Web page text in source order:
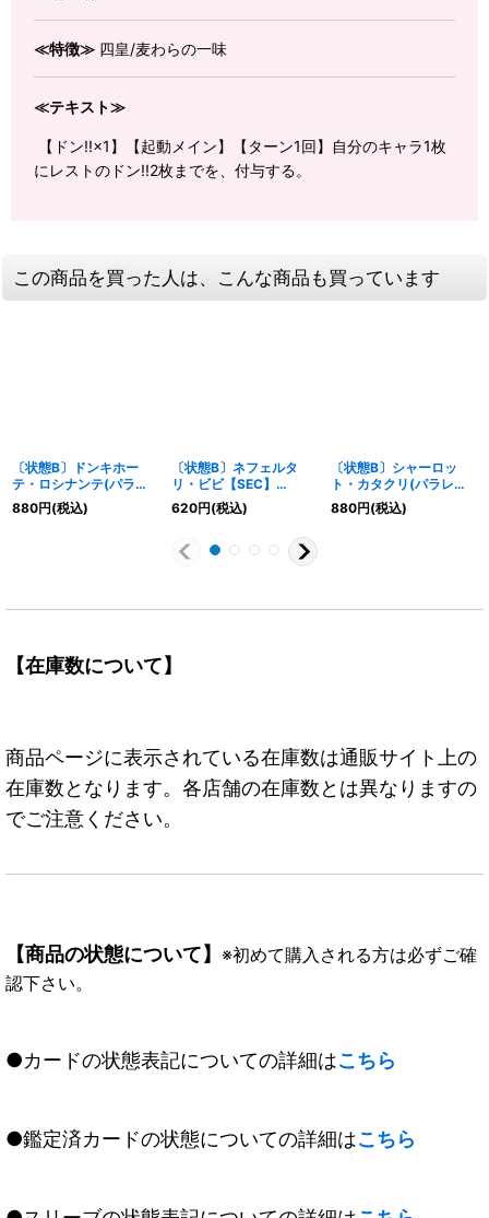
≪特徴≫ 四皇/麦わらの一味
≪テキスト≫
【ドン!!×1】【起動メイン】【ターン1回】自分のキャラ1枚
にレストのドン!!2枚までを、付与する。
この商品を買った人は、こんな商品も買っています
〔状態B〕ドンキホー
テ・ロシナンテ(パラレ
ル/illust:AKIRA
EGAWA)【SR/P】
880円(税込)
〔状態B〕ネフェルタ
リ・ビビ【SEC】
{OP04-118}
620円(税込)
〔状態B〕シャーロッ
ト・カタクリ(パラレ
ル/illust:Akira EGAWA)
【SEC/P】{OP03-123}
880円(税込)
【在庫数について】
商品ページに表示されている在庫数は通販サイト上の
在庫数となります。各店舗の在庫数とは異なりますの
でご注意ください。
【商品の状態について】 ※初めて購入される方は必ずご確
認下さい。
●カードの状態表記についての詳細はこちら
●鑑定済カードの状態についての詳細はこちら